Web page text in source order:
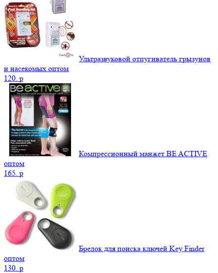
Ультразвуковой отпугиватель грызунов
и насекомых оптом
120. p
Компрессионный манжет BE ACTIVE
оптом
165. p
Брелок для поиска ключей Key Finder
оптом
130. p